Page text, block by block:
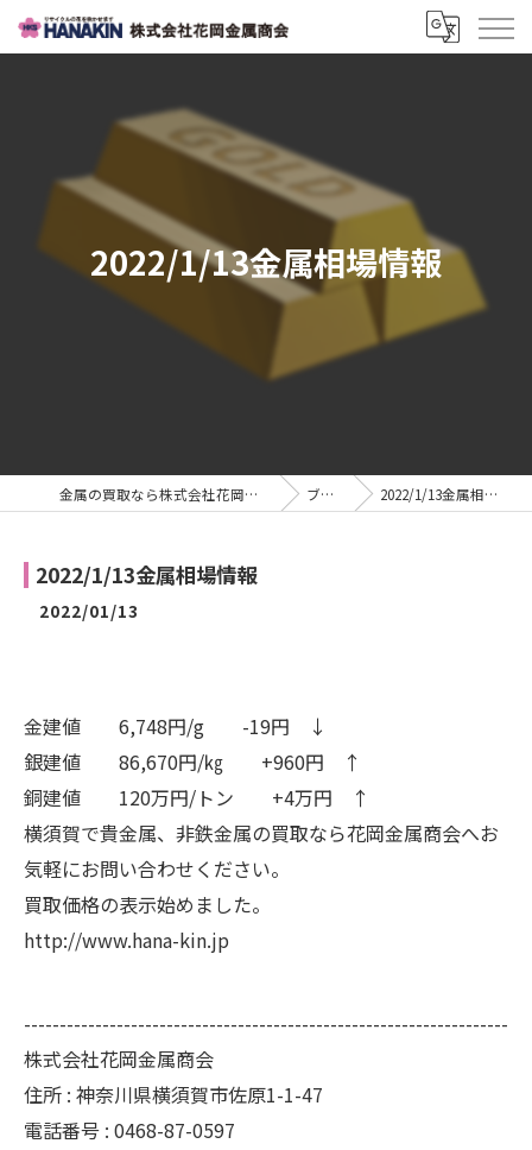
2022/1/13金属相場情報
金属の買取なら株式会社花岡金属商会 ブログ 2022/1/13金属相場情報
2022/1/13金属相場情報
2022/01/13
金建値 6,748円/g -19円 ↓
銀建値 86,670円/㎏ +960円 ↑
銅建値 120万円/トン +4万円 ↑
横須賀で貴金属、非鉄金属の買取なら花岡金属商会へお
気軽にお問い合わせください。
買取価格の表示始めました。
http://www.hana-kin.jp
--------------------------------------------------------------------
株式会社花岡金属商会
住所 : 神奈川県横須賀市佐原1-1-47
電話番号 : 0468-87-0597